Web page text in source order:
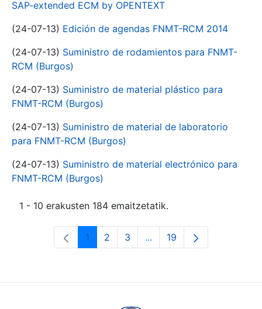
SAP-extended ECM by OPENTEXT
(24-07-13) Edición de agendas FNMT-RCM 2014
(24-07-13) Suministro de rodamientos para FNMT-
RCM (Burgos)
(24-07-13) Suministro de material plástico para
FNMT-RCM (Burgos)
(24-07-13) Suministro de material de laboratorio
para FNMT-RCM (Burgos)
(24-07-13) Suministro de material electrónico para
FNMT-RCM (Burgos)
1 - 10 erakusten 184 emaitzetatik.
Orrialdea
1 Orrialdea
2 Orrialdea
3 ...Intermediate Pages Use
Orrialdea
19